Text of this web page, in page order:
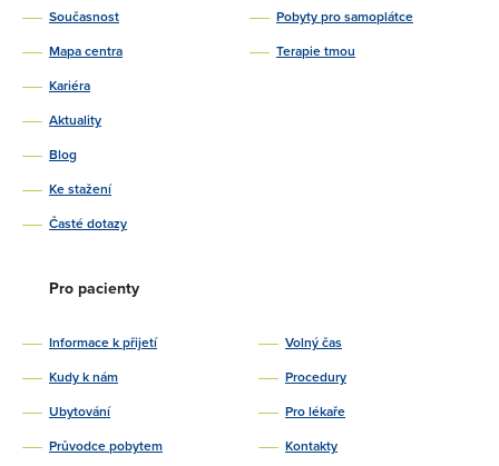
Současnost
Mapa centra
Kariéra
Aktuality
Blog
Ke stažení
Časté dotazy
Pobyty pro samoplátce
Terapie tmou
Pro pacienty
Informace k přijetí
Kudy k nám
Ubytování
Průvodce pobytem
Volný čas
Procedury
Pro lékaře
Kontakty